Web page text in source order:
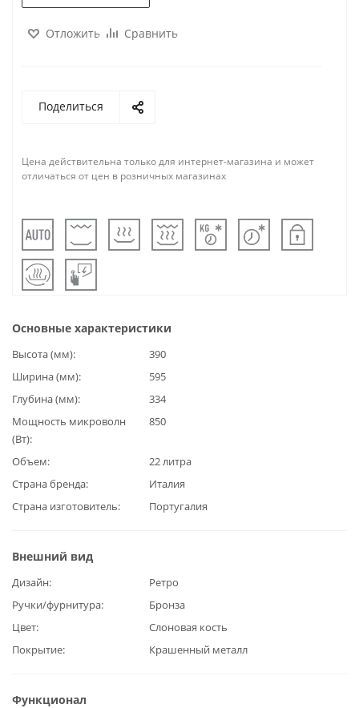
Отложить Сравнить
Поделиться
Цена действительна только для интернет-магазина и может
отличаться от цен в розничных магазинах
Основные характеристики
Высота (мм)
390
Ширина (мм)
595
Глубина (мм)
334
Мощность микроволн
(Вт)
850
Объем
22 литра
Страна бренда
Италия
Страна изготовитель
Португалия
Внешний вид
Дизайн
Ретро
Ручки/фурнитура
Бронза
Цвет
Слоновая кость
Покрытие
Крашенный металл
Функционал